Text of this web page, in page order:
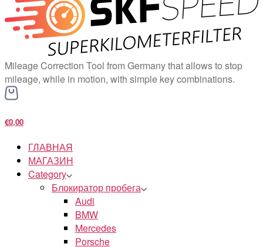
Mileage Correction Tool from Germany that allows to stop
mileage, while in motion, with simple key combinations.
€0,00
ГЛАВНАЯ
МАГАЗИН
Category
Блокиратор пробега
Audi
BMW
Mercedes
Porsche